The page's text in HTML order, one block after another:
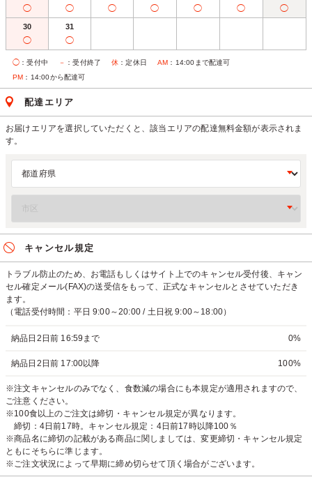
◯ ◯ ◯ ◯ ◯ ◯ ◯
30
◯
31
◯
◯ ：受付中 － ：受付終了 休 ：定休日 AM ：14:00まで配達可
PM ：14:00から配達可
配達エリア
お届けエリアを選択していただくと、該当エリアの配達無料金額が表示されま
す。
キャンセル規定
トラブル防止のため、お電話もしくはサイト上でのキャンセル受付後、キャン
セル確定メール(FAX)の送受信をもって、正式なキャンセルとさせていただき
ます。
（電話受付時間：平日 9:00～20:00 / 土日祝 9:00～18:00）
納品日2日前 16:59まで 0%
納品日2日前 17:00以降 100%
※注文キャンセルのみでなく、食数減の場合にも本規定が適用されますので、
ご注意ください。
※100食以上のご注文は締切・キャンセル規定が異なります。
締切：4日前17時。キャンセル規定：4日前17時以降100％
※商品名に締切の記載がある商品に関しましては、変更締切・キャンセル規定
ともにそちらに準じます。
※ご注文状況によって早期に締め切らせて頂く場合がございます。